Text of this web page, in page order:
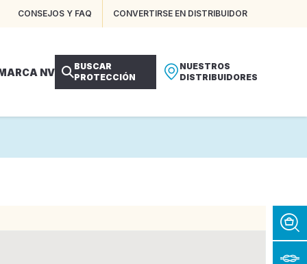
CONSEJOS Y FAQ CONVERTIRSE EN DISTRIBUIDOR
NV
BUSCAR
PROTECCIÓN
NUESTROS
DISTRIBUIDORES